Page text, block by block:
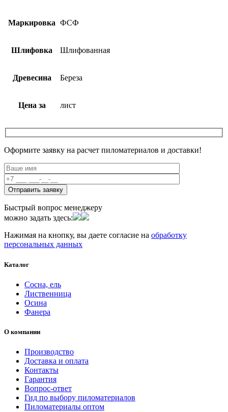
Маркировка ФСФ
Шлифовка Шлифованная
Древесина Береза
Цена за лист
Оформите заявку на расчет пиломатериалов и доставки!
Быстрый вопрос менеджеру
можно задать здесь:
Нажимая на кнопку, вы даете согласие на обработку
персональных данных
Каталог
Сосна, ель
Лиственница
Осина
Фанера
О компании
Производство
Доставка и оплата
Контакты
Гарантия
Вопрос-ответ
Гид по выбору пиломатериалов
Пиломатериалы оптом